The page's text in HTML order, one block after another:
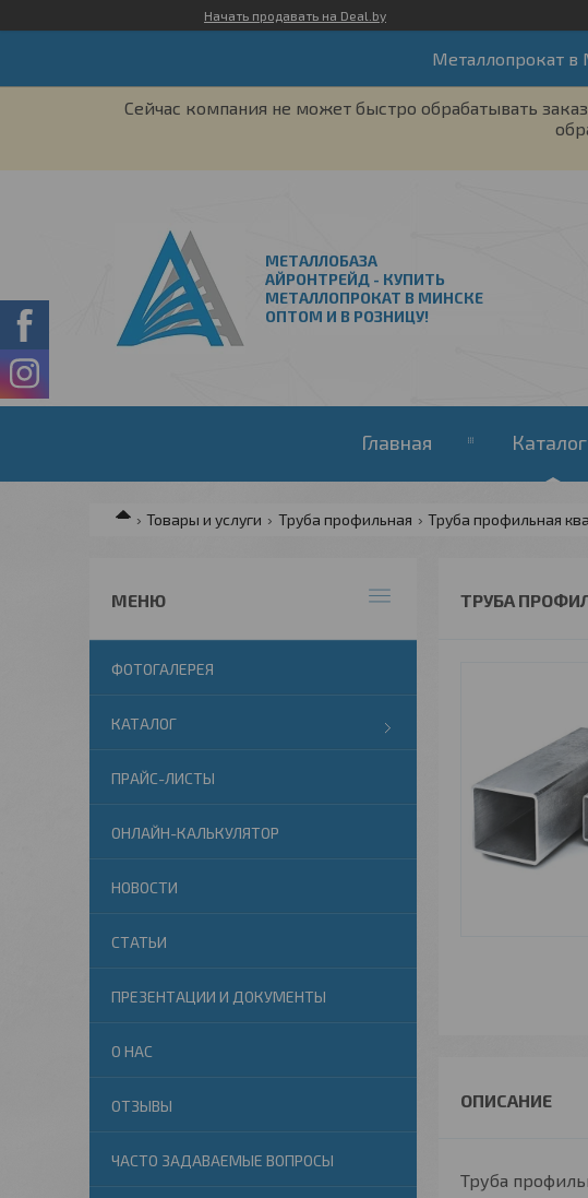
Начать продавать на Deal.by
Металлопрокат
Сейчас компания не может быстро обрабатывать
МЕТАЛЛОБАЗА
АЙРОНТРЕЙД - КУПИТЬ
МЕТАЛЛОПРОКАТ В МИНСКЕ
ОПТОМ И В РОЗНИЦУ!
Главная Каталог
Товары и услуги Труба профильная Труба профильная
ТРУБА
Труба
ФОТОГАЛЕРЕЯ
КАТАЛОГ
ПРАЙС-ЛИСТЫ
ОНЛАЙН-КАЛЬКУЛЯТОР
НОВОСТИ
СТАТЬИ
ПРЕЗЕНТАЦИИ И ДОКУМЕНТЫ
О НАС
ОТЗЫВЫ
ЧАСТО ЗАДАВАЕМЫЕ ВОПРОСЫ